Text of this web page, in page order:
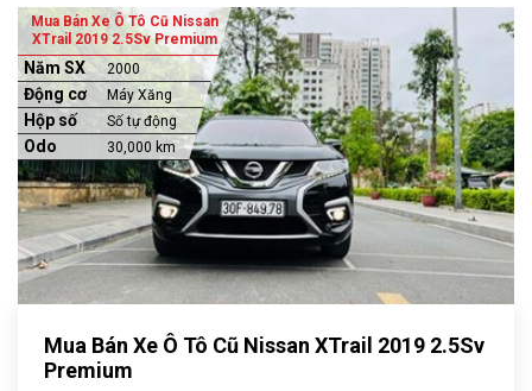
Mua Bán Xe Ô Tô Cũ Nissan
XTrail 2019 2.5Sv Premium
Năm SX 2000
Động cơ Máy Xăng
Hộp số Số tự động
Odo 30,000 km
Mua Bán Xe Ô Tô Cũ Nissan XTrail 2019 2.5Sv
Premium